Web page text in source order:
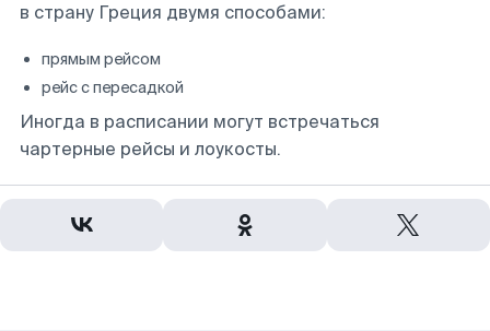
в страну Греция двумя способами:
прямым рейсом
рейс с пересадкой
Иногда в расписании могут встречаться
чартерные рейсы и лоукосты.